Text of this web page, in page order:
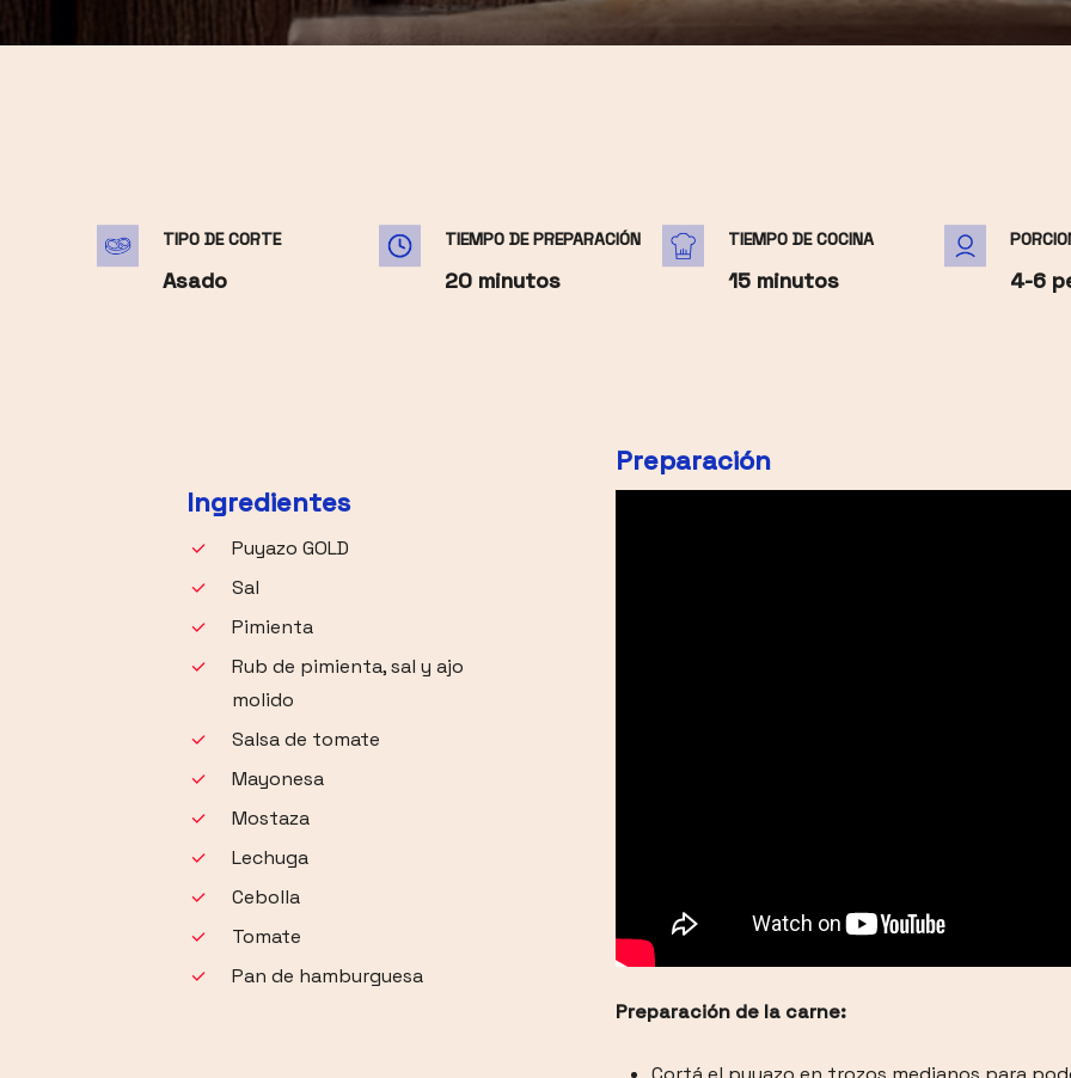
TIPO DE CORTE
Asado
TIEMPO DE PREPARACIÓN
20 minutos
TIEMPO DE COCINA
15 minutos 4-6
Ingredientes
Puyazo GOLD
Sal
Pimienta
Rub de pimienta, sal y ajo
molido
Salsa de tomate
Mayonesa
Mostaza
Lechuga
Cebolla
Tomate
Pan de hamburguesa
Preparación
Preparación de la carne: